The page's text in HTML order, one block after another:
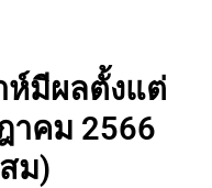
ห์มีผลตั้งแต่
าคม 2566
ม)